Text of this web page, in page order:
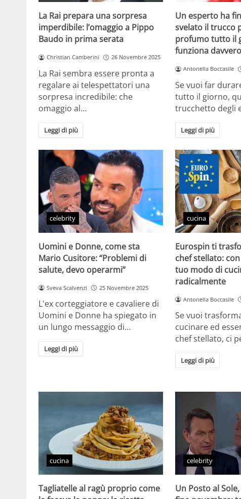
La Rai prepara una sorpresa
imperdibile: l’omaggio a Pippo
Baudo in prima serata
Christian Camberini 26 Novembre 2025
La Rai sembra essere pronta a
regalare ai telespettatori una
sorpresa incredibile: che
omaggio al…
Leggi di più
Un esperto ha
svelato il trucco
profumo tutto il
funziona davvero
Antonella Boccasile
Se vuoi far
tutto il giorno,
trucchetto degli
Leggi di più
celebrity
Uomini e Donne, come sta
Mario Cusitore: “Problemi di
salute, devo operarmi”
Sveva Scalvenzi 25 Novembre 2025
L'ex corteggiatore e cavaliere di
Uomini e Donne ha spiegato in
un lungo messaggio di…
Leggi di più
cucina
Eurospin ti
chef stellato:
tuo modo di
radicalmente
Antonella Boccasile
Se vuoi
cucinare ed
chef stellato, ci
Leggi di più
cucina
Tagliatelle al ragù proprio come
celebrity
Un Posto al